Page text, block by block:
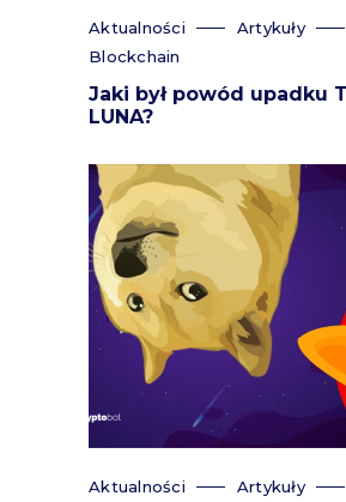
Aktualności
Artykuły
Blockchain
Jaki był powód upadku
LUNA?
Aktualności
Artykuły